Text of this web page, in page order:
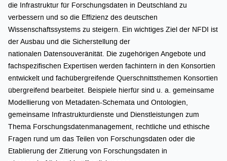
die Infrastruktur für Forschungsdaten in Deutschland zu
verbessern und so die Effizienz des deutschen
Wissenschaftssystems zu steigern. Ein wichtiges Ziel der NFDI ist
der Ausbau und die Sicherstellung der
nationalen Datensouveränität. Die zugehörigen Angebote und
fachspezifischen Expertisen werden fachintern in den Konsortien
entwickelt und fachübergreifende Querschnittsthemen Konsortien
übergreifend bearbeitet. Beispiele hierfür sind u. a. gemeinsame
Modellierung von Metadaten-Schemata und Ontologien,
gemeinsame Infrastrukturdienste und Dienstleistungen zum
Thema Forschungsdatenmanagement, rechtliche und ethische
Fragen rund um das Teilen von Forschungsdaten oder die
Etablierung der Zitierung von Forschungsdaten in